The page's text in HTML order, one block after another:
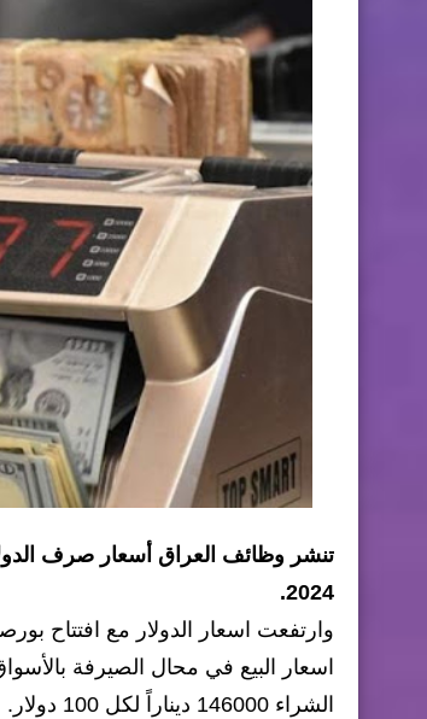
2024.
الشراء 146000 ديناراً لكل 100 دولار.